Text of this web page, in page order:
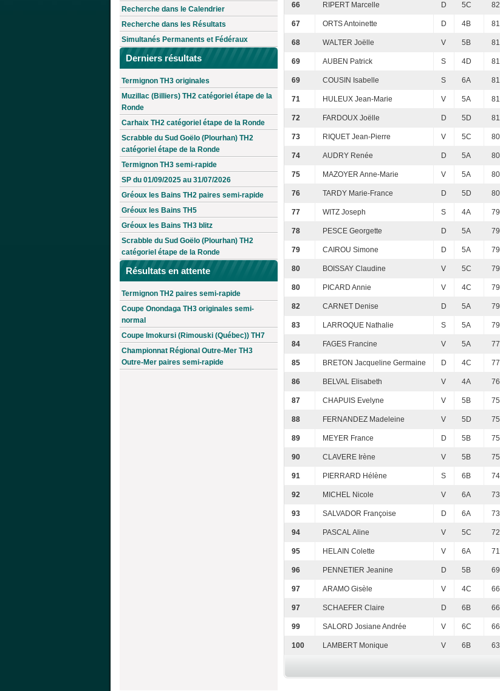
Recherche dans le Calendrier
Recherche dans les Résultats
Simultanés Permanents et Fédéraux
Derniers résultats
Termignon TH3 originales
Muzillac (Billiers) TH2 catégoriel étape de la
Ronde
Carhaix TH2 catégoriel étape de la Ronde
Scrabble du Sud Goëlo (Plourhan) TH2
catégoriel étape de la Ronde
Termignon TH3 semi-rapide
SP du 01/09/2025 au 31/07/2026
Gréoux les Bains TH2 paires semi-rapide
Gréoux les Bains TH5
Gréoux les Bains TH3 blitz
Scrabble du Sud Goëlo (Plourhan) TH2
catégoriel étape de la Ronde
Résultats en attente
Termignon TH2 paires semi-rapide
Coupe Onondaga TH3 originales semi-
normal
Coupe Imokursi (Rimouski (Québec)) TH7
Championnat Régional Outre-Mer TH3
Outre-Mer paires semi-rapide
66 RIPERT Marcelle D 5C
67 ORTS Antoinette D 4B
68 WALTER Joëlle V 5B
69 AUBEN Patrick S 4D
69 COUSIN Isabelle S 6A
71 HULEUX Jean-Marie V 5A
72 FARDOUX Joëlle D 5D
73 RIQUET Jean-Pierre V 5C
74 AUDRY Renée D 5A
75 MAZOYER Anne-Marie V 5A
76 TARDY Marie-France D 5D
77 WITZ Joseph S 4A
78 PESCE Georgette D 5A
79 CAIROU Simone D 5A
80 BOISSAY Claudine V 5C
80 PICARD Annie V 4C
82 CARNET Denise D 5A
83 LARROQUE Nathalie S 5A
84 FAGES Francine V 5A
85 BRETON Jacqueline Germaine D 4C
86 BELVAL Elisabeth V 4A
87 CHAPUIS Evelyne V 5B
88 FERNANDEZ Madeleine V 5D
89 MEYER France D 5B
90 CLAVERE Irène V 5B
91 PIERRARD Hélène S 6B
92 MICHEL Nicole V 6A
93 SALVADOR Françoise D 6A
94 PASCAL Aline V 5C
95 HELAIN Colette V 6A
96 PENNETIER Jeanine D 5B
97 ARAMO Gisèle V 4C
97 SCHAEFER Claire D 6B
99 SALORD Josiane Andrée V 6C
100 LAMBERT Monique V 6B